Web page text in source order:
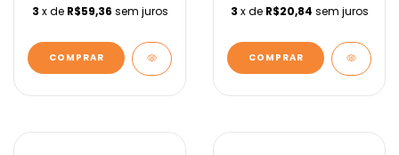
3 x de R$59,36 sem juros
COMPRAR
3 x de R$20,84 sem juros
COMPRAR